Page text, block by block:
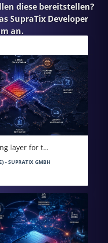
diese bereitstellen?
SupraTix Developer
an.
layer for t…
- SUPRATIX GMBH